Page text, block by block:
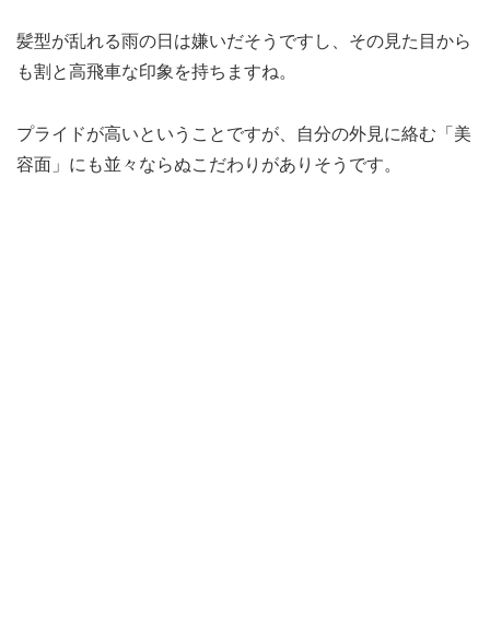
髪型が乱れる雨の日は嫌いだそうですし、その見た目から
も割と高飛車な印象を持ちますね。
プライドが高いということですが、自分の外見に絡む「美
容面」にも並々ならぬこだわりがありそうです。